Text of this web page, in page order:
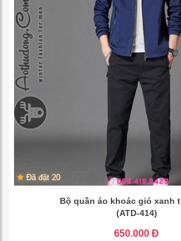
Đã đặt 20
Bộ quần áo khoác gió xanh
(ATD-414)
650.000 Đ